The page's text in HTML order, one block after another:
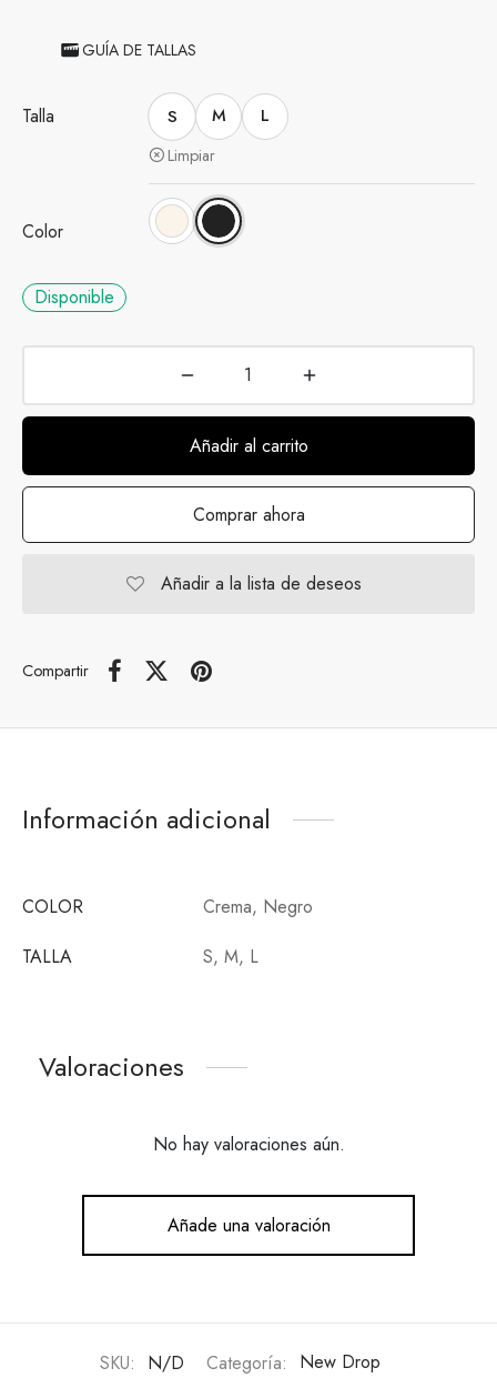
GUÍA DE TALLAS
Talla S M L
Limpiar
Color
Disponible
Añadir al carrito
Comprar ahora
Añadir a la lista de deseos
Compartir
Información adicional
COLOR
Crema, Negro
TALLA
S, M, L
Valoraciones
No hay valoraciones aún.
Añade una valoración
SKU: N/D Categoría: New Drop